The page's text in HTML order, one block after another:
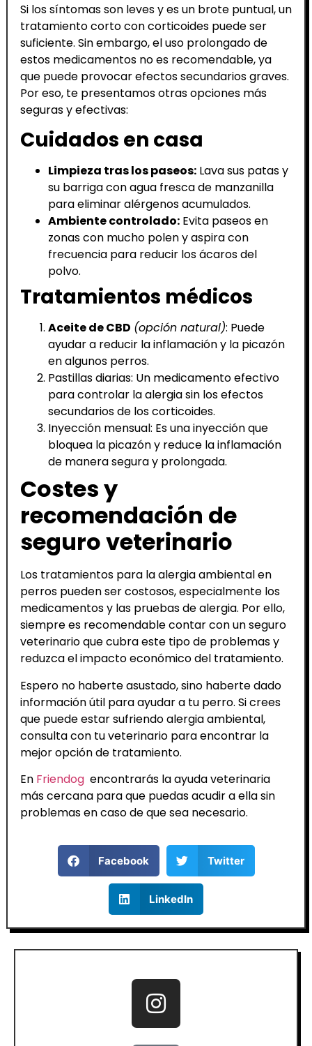
Si los síntomas son leves y es un brote puntual, un
tratamiento corto con corticoides puede ser
suficiente. Sin embargo, el uso prolongado de
estos medicamentos no es recomendable, ya
que puede provocar efectos secundarios graves.
Por eso, te presentamos otras opciones más
seguras y efectivas:
Cuidados en casa
Limpieza tras los paseos:Lava sus patas y
su barriga con agua fresca de manzanilla
para eliminar alérgenos acumulados.
Ambiente controlado:Evita paseos en
zonas con mucho polen y aspira con
frecuencia para reducir los ácaros del
polvo.
Tratamientos médicos
Aceite de CBD (opción natural): Puede
ayudar a reducir la inflamación y la picazón
en algunos perros.
Pastillas diarias: Un medicamento efectivo
para controlar la alergia sin los efectos
secundarios de los corticoides.
Inyección mensual: Es una inyección que
bloquea la picazón y reduce la inflamación
de manera segura y prolongada.
Costes y
recomendación de
seguro veterinario
Los tratamientos para la alergia ambiental en
perros pueden ser costosos, especialmente los
medicamentos y las pruebas de alergia. Por ello,
siempre es recomendable contar con un seguro
veterinario que cubra este tipo de problemas y
reduzca el impacto económico del tratamiento.
Espero no haberte asustado, sino haberte dado
información útil para ayudar a tu perro. Si crees
que puede estar sufriendo alergia ambiental,
consulta con tu veterinario para encontrar la
mejor opción de tratamiento.
EnFriendogencontrarás la ayuda veterinaria
más cercana para que puedas acudir a ella sin
problemas en caso de que sea necesario.
Facebook Twitter
LinkedIn